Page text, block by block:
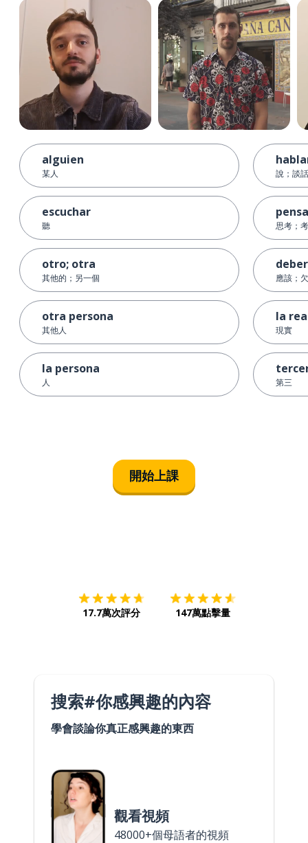
alguien
某人
escuchar
聽
otro; otra
其他的；另一個
otra persona
其他人
la persona
人
說；談
思考；
deber
應該；欠
la
現實
第三
開始上課
17.7萬次評分 147萬點擊量
搜索#你感興趣的內容
學會談論你真正感興趣的東西
觀看視頻
48000+個母語者的視頻